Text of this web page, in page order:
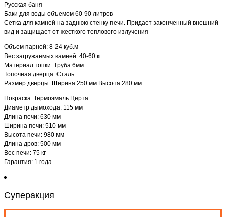
Русская баня
Баки для воды объемом 60-90 литров
Сетка для камней на заднюю стенку печи. Придает законченный внешний
вид и защищает от жесткого теплового излучения
Объем парной: 8-24 куб.м
Вес загружаемых камней: 40-60 кг
Материал топки: Труба 6мм
Топочная дверца: Сталь
Размер дверцы: Ширина 250 мм Высота 280 мм
Покраска: Термоэмаль Церта
Диаметр дымохода: 115 мм
Длина печи: 630 мм
Ширина печи: 510 мм
Высота печи: 980 мм
Длина дров: 500 мм
Вес печи: 75 кг
Гарантия: 1 года
Суперакция